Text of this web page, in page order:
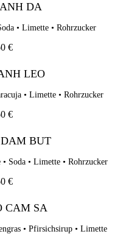
• Limette • Rohrzucker
€
LEO
• Limette • Rohrzucker
€
BUT
CAM SA
€
DA
• Limette • Rohrzucker
€
LEO
• Limette • Rohrzucker
€
BUT
Soda • Limette • Rohrzucker
€
CAM SA
• Pfirsichsirup • Limette